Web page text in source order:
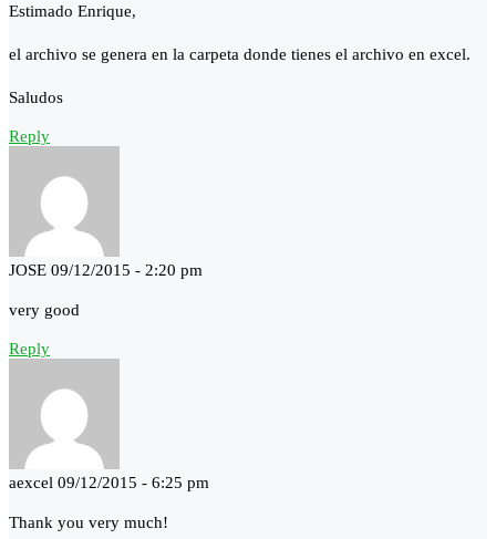
Estimado Enrique,
el archivo se genera en la carpeta donde tienes el archivo en excel.
Saludos
Reply
JOSE 09/12/2015 - 2:20 pm
very good
Reply
aexcel 09/12/2015 - 6:25 pm
Thank you very much!